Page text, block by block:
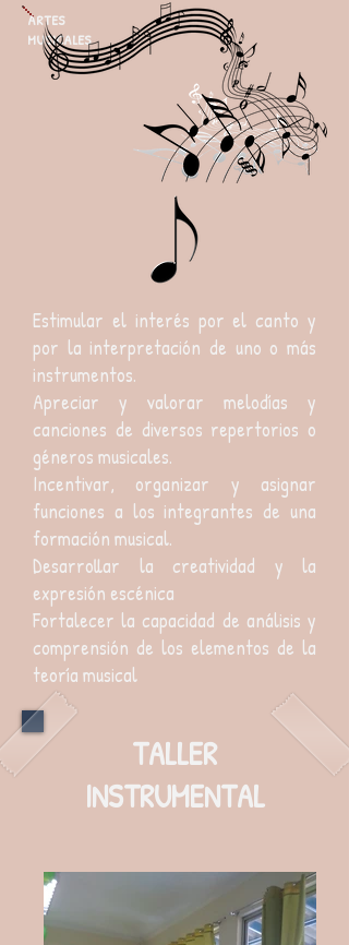
ARTES
MUSICALES
Estimular el interés por el canto y
por la interpretación de uno o más
instrumentos.
Apreciar y valorar melodías y
canciones de diversos repertorios o
géneros musicales.
Incentivar, organizar y asignar
funciones a los integrantes de una
formación musical.
Desarrollar la creatividad y la
expresión escénica
Fortalecer la capacidad de análisis y
comprensión de los elementos de la
teoría musical
TALLER
INSTRUMENTAL